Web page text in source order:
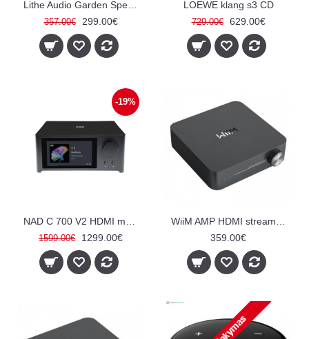
357.00€ 299.00€
LOEWE klang s3 CD
729.00€ 629.00€
-19%
1599.00€ 1299.00€
359.00€